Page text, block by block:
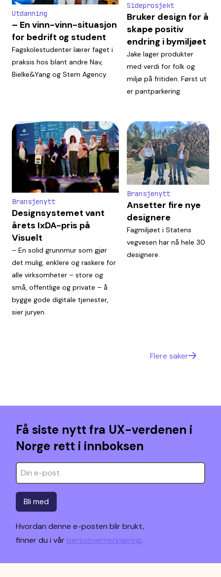
Utdanning
– En vinn-vinn-situasjon
for bedrift og student
Fagskolestudenter lærer faget i
praksis hos blant andre Nav,
Bielke&Yang og Stem Agency.
Sideprosjekt
Bruker design for å
skape positiv
endring i bymiljøet
Jake lager produkter
med verdi for folk og
miljø på fritiden. Først ut
er pantparkering.
Bransjenytt
Designsystemet vant
årets IxDA-pris på
Visuelt
– En solid grunnmur som gjør
det mulig, enklere og raskere for
alle virksomheter – store og
små, offentlige og private – å
bygge gode digitale tjenester,
sier juryen.
Bransjenytt
Ansetter fire nye
designere
Fagmiljøet i Statens
vegvesen har nå hele 30
designere.
Flere saker
Få siste nytt fra UX-verdenen i
Norge rett i innboksen
Bli med
Hvordan denne e-posten blir brukt,
finner du i vår personvernerklæring.